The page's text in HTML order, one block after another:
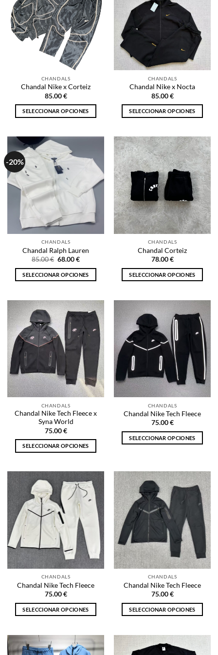
CHANDALS
Chandal Nike x Corteiz
85.00€
SELECCIONAR OPCIONES
tiene
múltiples
variantes.
Las
opciones
pueden
elegir
en
la
página
de
CHANDALS
Chandal Nike x Nocta
85.00€
SELECCIONAR OPCIONES
tiene
múltiples
variantes.
Las
opciones
se
pueden
elegir
en
la
página
de
-20%
CHANDALS
Chandal Ralph Lauren
85.00€ El
original
era:
68.00€El
actual
es:
SELECCIONAR OPCIONES
tiene
múltiples
variantes.
Las
opciones
se
pueden
elegir
en
la
página
de
producto
CHANDALS
Chandal Corteiz
78.00€
SELECCIONAR OPCIONES
múltiples
variantes.
Las
opciones
se
pueden
elegir
en
la
página
de
CHANDALS
Chandal Nike Tech Fleece x
Syna World
75.00€
SELECCIONAR OPCIONES
múltiples
variantes.
Las
opciones
se
pueden
elegir
la
página
de
CHANDALS
Chandal Nike Tech Fleece
75.00€
SELECCIONAR OPCIONES
tiene
múltiples
variantes.
Las
opciones
se
pueden
elegir
en
la
de
producto
CHANDALS
Chandal Nike Tech Fleece
75.00€
SELECCIONAR OPCIONES
múltiples
CHANDALS
Chandal Nike Tech Fleece
75.00€
SELECCIONAR OPCIONES
múltiples